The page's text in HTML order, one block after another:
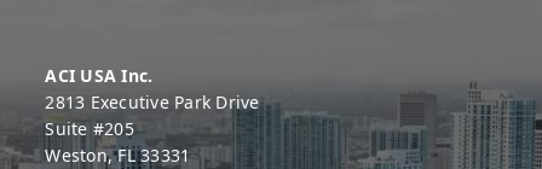
ACI USA Inc.
2813 Executive Park Drive
Suite #205
Weston, FL 33331